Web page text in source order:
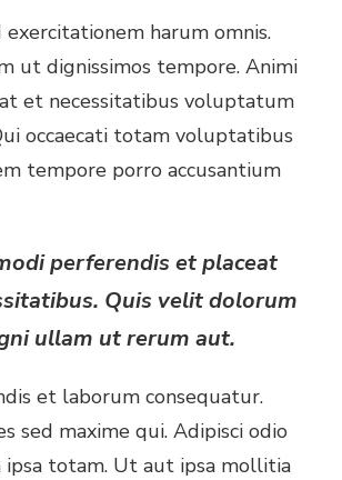
exercitationem harum omnis.
ut dignissimos tempore. Animi
et necessitatibus voluptatum
occaecati totam voluptatibus
tempore porro accusantium
perferendis et placeat
Quis velit dolorum
ullam ut rerum aut.
et laborum consequatur.
sed maxime qui. Adipisci odio
totam. Ut aut ipsa mollitia